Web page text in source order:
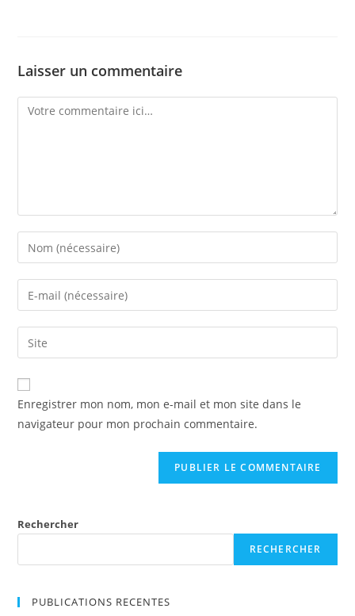
Laisser un commentaire
Enregistrer mon nom, mon e-mail et mon site dans le
navigateur pour mon prochain commentaire.
Rechercher
RECHERCHER
PUBLICATIONS RECENTES